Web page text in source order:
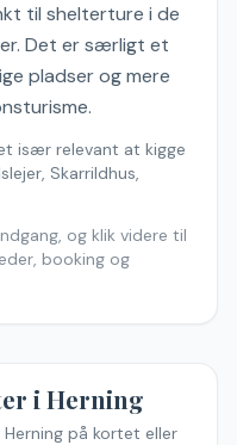
til shelterture i de
Det er særligt et
pladser og mere
især relevant at kigge
Skarrildhus,
og klik videre til
booking og
i Herning
Herning på kortet eller